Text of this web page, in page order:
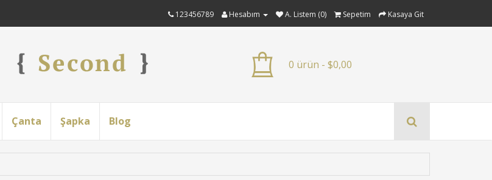
123456789 Hesabım A. Listem (0) Sepetim Kasaya Git
0 ürün - $0,00
Çanta Şapka Blog